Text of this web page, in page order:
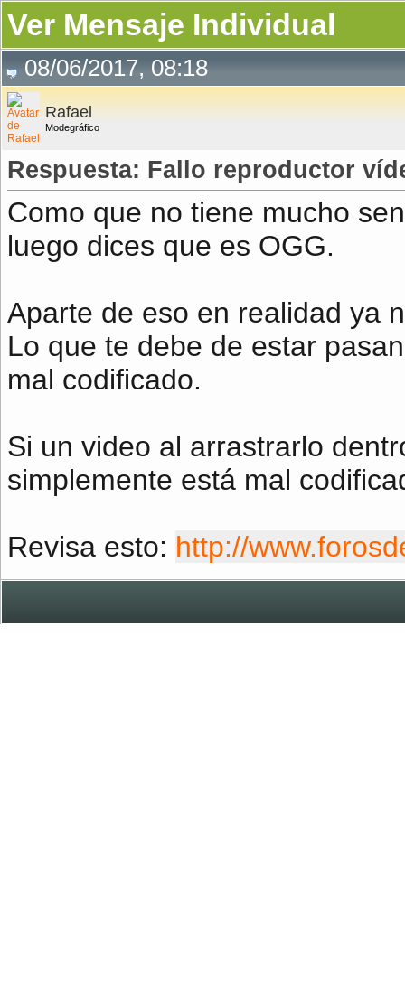
Ver Mensaje Individual
08/06/2017, 08:18
Rafael
Modegráfico
Respuesta: Fallo reproductor
Como que no tiene mucho
luego dices que es OGG.
Aparte de eso en realidad ya
Lo que te debe de estar
mal codificado.
Si un video al arrastrarlo
simplemente está mal
Revisa esto: http://